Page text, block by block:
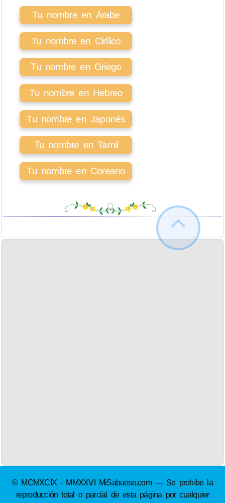
Tu nombre en Árabe
Tu nombre en Cirílico
Tu nombre en Griego
Tu nombre en Hebreo
Tu nombre en Japonés
Tu nombre en Tamil
Tu nombre en Coreano
© MCMXCIX - MMXXVI MiSabueso.com — Se prohíbe la
reproducción total o parcial de esta página por cualquier